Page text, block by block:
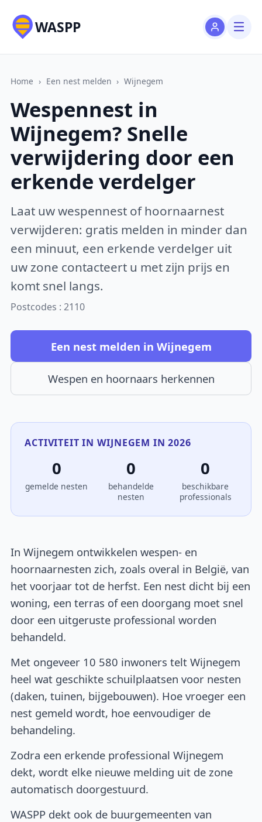
WASPP
Home › Een nest melden › Wijnegem
Wespennest in
Wijnegem? Snelle
verwijdering door een
erkende verdelger
Laat uw wespennest of hoornaarnest
verwijderen: gratis melden in minder dan
een minuut, een erkende verdelger uit
uw zone contacteert u met zijn prijs en
komt snel langs.
Postcodes : 2110
Een nest melden in Wijnegem
Wespen en hoornaars herkennen
ACTIVITEIT IN WIJNEGEM IN 2026
0
gemelde nesten
0
behandelde
nesten
0
beschikbare
professionals
In Wijnegem ontwikkelen wespen- en
hoornaarnesten zich, zoals overal in België, van
het voorjaar tot de herfst. Een nest dicht bij een
woning, een terras of een doorgang moet snel
door een uitgeruste professional worden
behandeld.
Met ongeveer 10 580 inwoners telt Wijnegem
heel wat geschikte schuilplaatsen voor nesten
(daken, tuinen, bijgebouwen). Hoe vroeger een
nest gemeld wordt, hoe eenvoudiger de
behandeling.
Zodra een erkende professional Wijnegem
dekt, wordt elke nieuwe melding uit de zone
automatisch doorgestuurd.
WASPP dekt ook de buurgemeenten van